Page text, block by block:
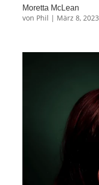
Moretta McLean
von Phil | März 8, 2023